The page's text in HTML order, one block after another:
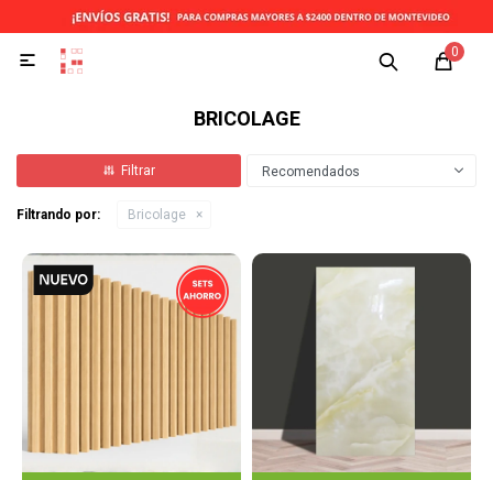
0

BRICOLAGE
Recomendados
Filtrando por: Bricolage